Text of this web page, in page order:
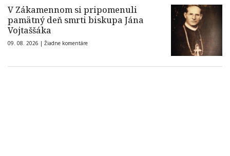
V Zákamennom si pripomenuli
pamätný deň smrti biskupa Jána
Vojtaššáka
09. 08. 2026 | Žiadne komentáre